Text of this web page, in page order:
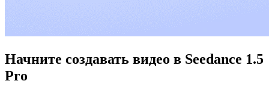
Начните создавать видео в Seedance 1.5
Pro